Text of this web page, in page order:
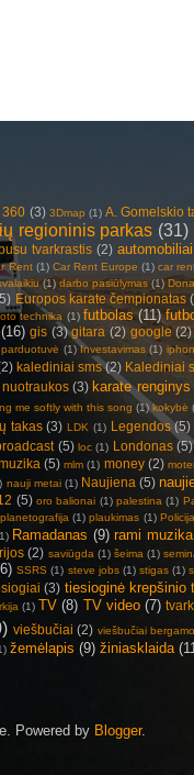
360 (3) 3Dmap (1) A. Gomelskio
regioninis parkas (31)
tvarkrastis (2) automobiliai
Rent (1) Car Rent Europe (1) car
(1) darbo pasiūlymas (1)
Europos karate čempionatas
technika (1) futbolas (11)
(16) gis (3) gitara (2) google (2)
(1) Investavimas (1)
kalediniai sms (2) Kalediniai
(3) karate renginys
me softly with this song (1) kokybė
takas (3) LDK (1) Legendos (5)
(5) loc (1) Londonas (5)
(5) mlm (1) money (2)
nauji metai (1) Naujiena (5)
(5) oro balionai (1) palestina (1)
planetografija (1) plaukimas (1) Policija
Ramadanas (9) rami muzika
(2) saviūgda (1) šeima (1)
SSRS (1) steve jobs (1) stigas (1)
(3) tiesioginė krepšinio
(1) TV (8) TV video (7)
viešbučiai (2) viešbučiai bergamo
žemėlapis (9) žiniasklaida
Powered by Blogger.